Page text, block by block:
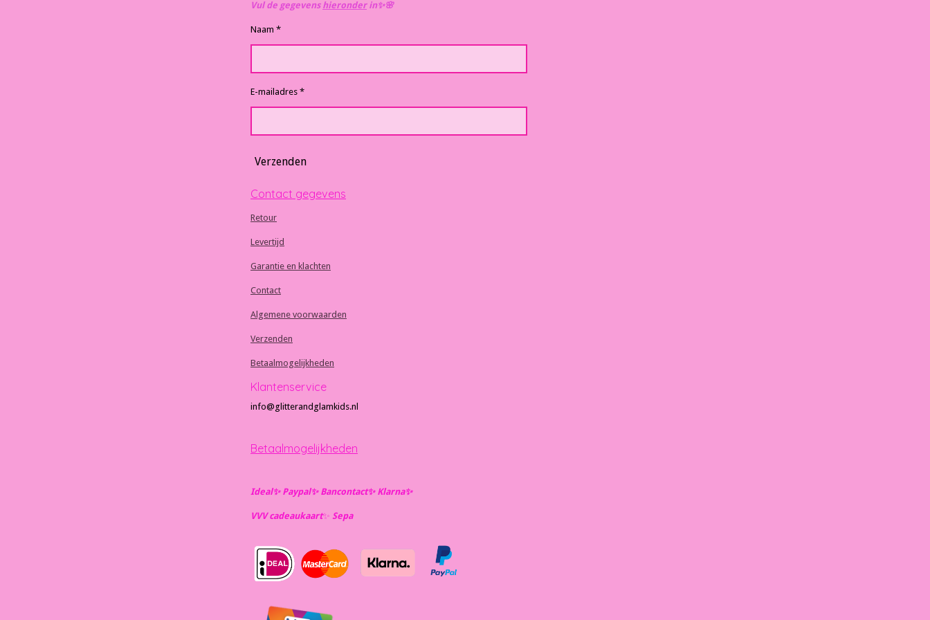
Vul de gegevens hieronderin✨️🌸
Naam *
E-mailadres *
Verzenden
Contact gegevens
Retour
Levertijd
Garantie en klachten
Contact
Algemene voorwaarden
Verzenden
Betaalmogelijkheden
Klantenservice
info@glitterandglamkids.nl
Betaalmogelijkheden
Ideal✨️ Paypal✨️ Bancontact✨️ Klarna✨️
VVV cadeaukaart✨️ Sepa